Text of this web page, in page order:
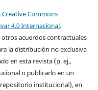
Creative Commons
4.0 Internacional.
acuerdos contractuales
la distribución no exclusiva
en esta revista (p. ej.,
o publicarlo en un
institucional), en